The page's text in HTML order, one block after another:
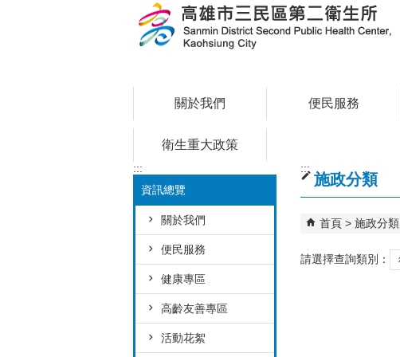
關於我們 便民服務
衛生重大政策
:::
資訊總覽
關於我們
便民服務
健康專區
高齡友善專區
活動花絮
:::
施政分類
首頁 施政分類
請選擇查詢類別：